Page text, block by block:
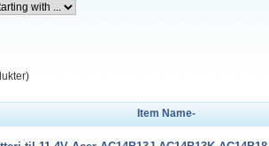
Item Name-